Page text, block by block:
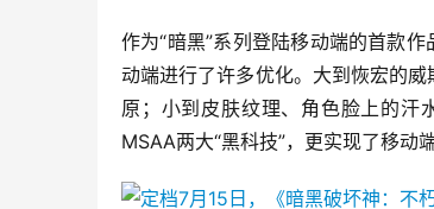
作为“暗黑”系列登陆移动端的首款
动端进行了许多优化。大到恢宏的
原；小到皮肤纹理、角色脸上的汗
MSAA两大“黑科技”，更实现了移动